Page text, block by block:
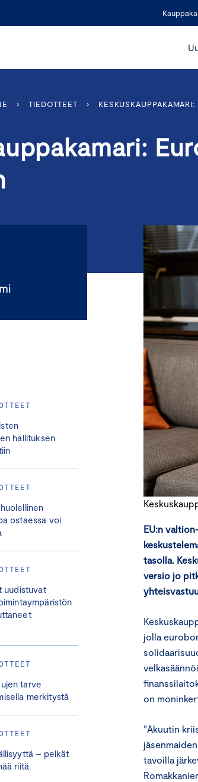
› TIEDOTTEET ›
hallituksen
ostaessa voi
uudistuvat
tarve
merkitystä
– pelkät
riitä
EU:n
tasolla.
versio jo
jolla
on
”Akuutin
tavoilla